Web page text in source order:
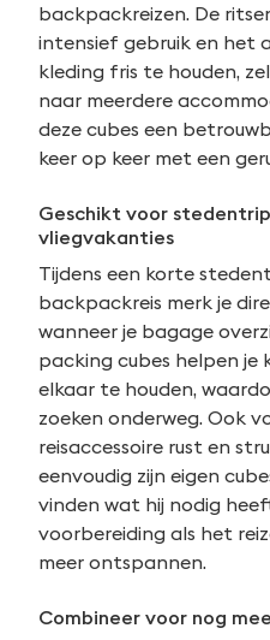
backpackreizen. De
intensief gebruik en het
kleding fris te houden,
naar meerdere
deze cubes een
keer op keer met een
Geschikt voor
vliegvakanties
Tijdens een korte
backpackreis merk je
wanneer je bagage
packing cubes helpen je
elkaar te houden,
zoeken onderweg. Ook
reisaccessoire rust en
eenvoudig zijn eigen
vinden wat hij nodig
voorbereiding als het
meer ontspannen.
Combineer voor nog